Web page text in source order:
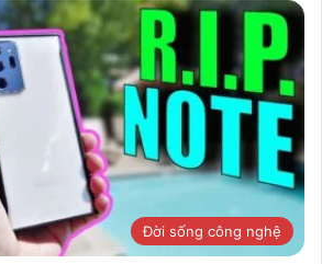
Đời sống công nghệ